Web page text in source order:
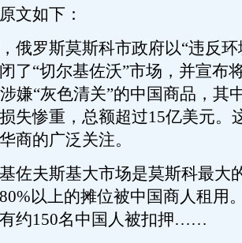
如下：
罗斯莫斯科市政府以“违反环
了“切尔基佐沃”市场，并宣布
嫌“灰色清关”的中国商品，其
失惨重，总额超过15亿美元。
商的广泛关注。
夫斯基大市场是莫斯科最大
以上的摊位被中国商人租用
约150名中国人被扣押……